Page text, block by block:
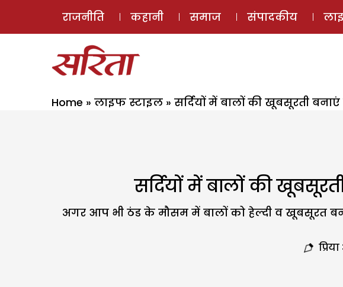
राजनीति कहानी समाज संपादकीय
Home » लाइफ स्टाइल » सर्दियों में बालों की खूबसूरती
सर्दियों में बालों की
अगर आप भी ठंड के मौसम में बालों को हेल्दी व खूबसूरत